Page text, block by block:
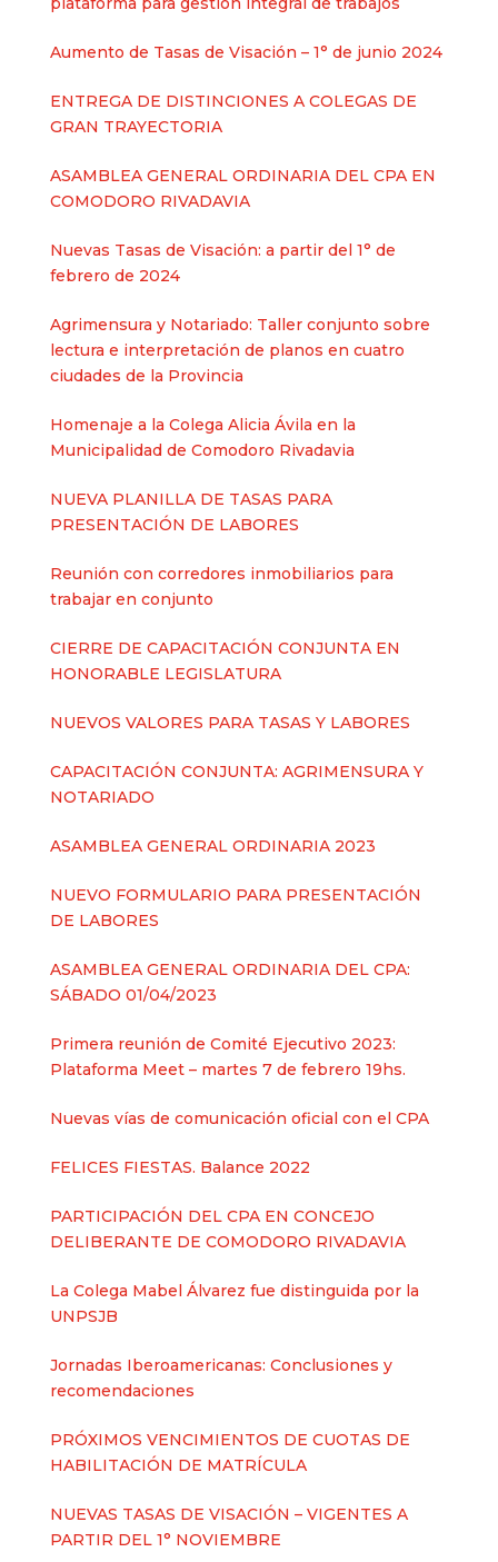
Aumento de Tasas de Visación – 1° de junio 2024
ENTREGA DE DISTINCIONES A COLEGAS DE
GRAN TRAYECTORIA
ASAMBLEA GENERAL ORDINARIA DEL CPA EN
COMODORO RIVADAVIA
Nuevas Tasas de Visación: a partir del 1° de
febrero de 2024
Agrimensura y Notariado: Taller conjunto sobre
lectura e interpretación de planos en cuatro
ciudades de la Provincia
Homenaje a la Colega Alicia Ávila en la
Municipalidad de Comodoro Rivadavia
NUEVA PLANILLA DE TASAS PARA
PRESENTACIÓN DE LABORES
Reunión con corredores inmobiliarios para
trabajar en conjunto
CIERRE DE CAPACITACIÓN CONJUNTA EN
HONORABLE LEGISLATURA
NUEVOS VALORES PARA TASAS Y LABORES
CAPACITACIÓN CONJUNTA: AGRIMENSURA Y
NOTARIADO
ASAMBLEA GENERAL ORDINARIA 2023
NUEVO FORMULARIO PARA PRESENTACIÓN
DE LABORES
ASAMBLEA GENERAL ORDINARIA DEL CPA:
SÁBADO 01/04/2023
Primera reunión de Comité Ejecutivo 2023:
Plataforma Meet – martes 7 de febrero 19hs.
Nuevas vías de comunicación oficial con el CPA
FELICES FIESTAS. Balance 2022
PARTICIPACIÓN DEL CPA EN CONCEJO
DELIBERANTE DE COMODORO RIVADAVIA
La Colega Mabel Álvarez fue distinguida por la
UNPSJB
Jornadas Iberoamericanas: Conclusiones y
recomendaciones
PRÓXIMOS VENCIMIENTOS DE CUOTAS DE
HABILITACIÓN DE MATRÍCULA
NUEVAS TASAS DE VISACIÓN – VIGENTES A
PARTIR DEL 1° NOVIEMBRE